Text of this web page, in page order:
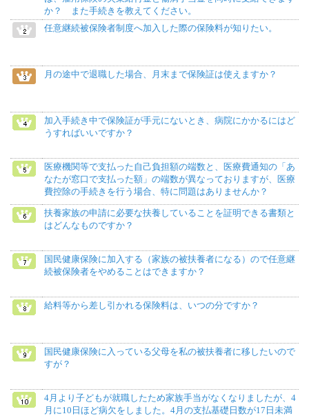
か？ また手続きを教えてください。
任意継続被保険者制度へ加入した際の保険料が知りたい。
月の途中で退職した場合、月末まで保険証は使えますか？
加入手続き中で保険証が手元にないとき、病院にかかるにはど
うすればいいですか？
医療機関等で支払った自己負担額の端数と、医療費通知の「あ
なたが窓口で支払った額」の端数が異なっておりますが、医療
費控除の手続きを行う場合、特に問題はありませんか？
扶養家族の申請に必要な扶養していることを証明できる書類と
はどんなものですか？
国民健康保険に加入する（家族の被扶養者になる）ので任意継
続被保険者をやめることはできますか？
給料等から差し引かれる保険料は、いつの分ですか？
国民健康保険に入っている父母を私の被扶養者に移したいので
すが？
4月より子どもが就職したため家族手当がなくなりましたが、4
月に10日ほど病欠をしました。4月の支払基礎日数が17日未満